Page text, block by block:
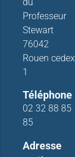
Professeur
Stewart
76042
Rouen cedex
1
Téléphone
02 32 88 85
85
Adresse